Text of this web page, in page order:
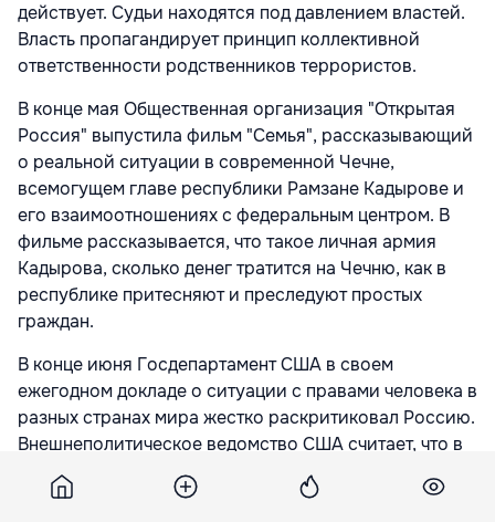
действует. Судьи находятся под давлением властей.
Власть пропагандирует принцип коллективной
ответственности родственников террористов.
В конце мая Общественная организация "Открытая
Россия" выпустила фильм "Семья", рассказывающий
о реальной ситуации в современной Чечне,
всемогущем главе республики Рамзане Кадырове и
его взаимоотношениях с федеральным центром. В
фильме рассказывается, что такое личная армия
Кадырова, сколько денег тратится на Чечню, как в
республике притесняют и преследуют простых
граждан.
В конце июня Госдепартамент США в своем
ежегодном докладе о ситуации с правами человека в
разных странах мира жестко раскритиковал Россию.
Внешнеполитическое ведомство США считает, что в
РФ сложилась авторитарная политическая система,
а российский парламент сильно зависим от